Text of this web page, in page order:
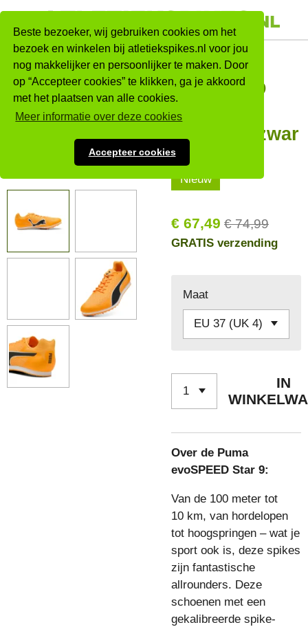
Beste bezoeker, wij gebruiken cookies om het
bezoek en winkelen bij atletiekspikes.nl voor jou
nog makkelijker en persoonlijker te maken. Door
op “Accepteer cookies” te klikken, ga je akkoord
met het plaatsen van alle cookies.
Meer informatie over deze cookies
Accepteer cookies
Ga
direct
naar
de
hoofdinhoud
Puma
evoSPEED
Star 9
Okergeel/zwar
t
Nieuw
€ 67,49 € 74,99
GRATIS verzending
Maat
IN
Over de Puma
evoSPEED Star 9:
Van de 100 meter tot
10 km, van hordelopen
tot hoogspringen – wat je
sport ook is, deze spikes
zijn fantastische
allrounders. Deze
schoenen met een
gekalibreerde spike-